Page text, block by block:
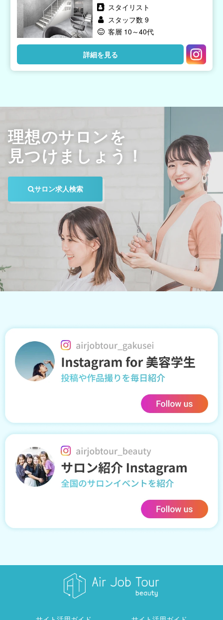
スタイリスト
スタッフ数 9
客層 10～40代
詳細を見る
理想のサロンを
見つけましょう！
サロン求人検索